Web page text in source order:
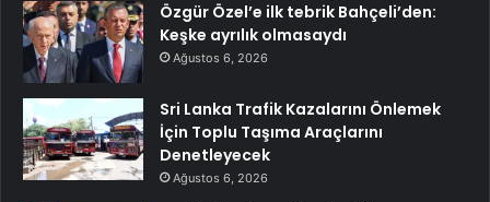
Özgür Özel’e ilk tebrik Bahçeli’den:
Keşke ayrılık olmasaydı
Ağustos 6, 2026
Sri Lanka Trafik Kazalarını Önlemek
İçin Toplu Taşıma Araçlarını
Denetleyecek
Ağustos 6, 2026